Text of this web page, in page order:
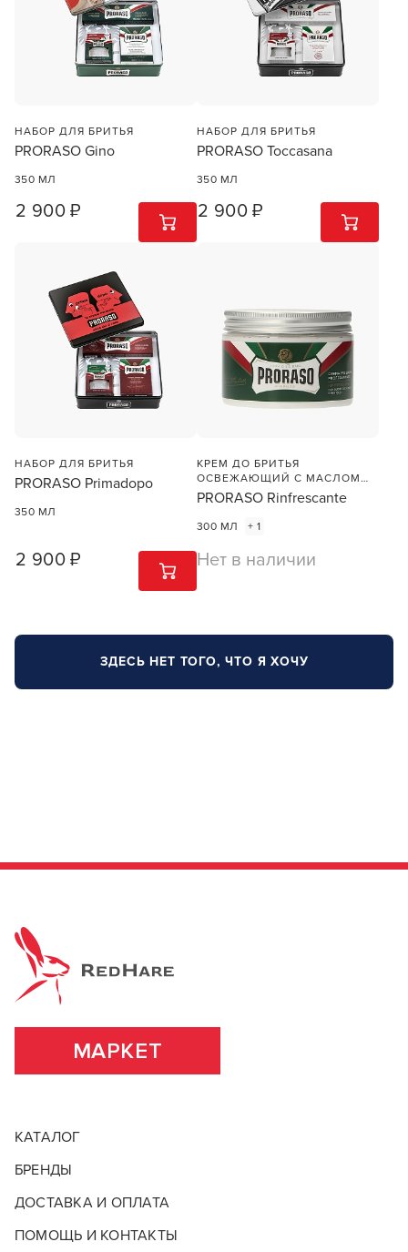
НАБОР ДЛЯ БРИТЬЯ
PRORASO Gino
350 МЛ
2 900 ₽ 1 ШТ
НАБОР ДЛЯ БРИТЬЯ
PRORASO Toccasana
350 МЛ
2 900 ₽ 1 ШТ
НАБОР ДЛЯ БРИТЬЯ
PRORASO Primadopo
350 МЛ
2 900 ₽ 1 ШТ
КРЕМ ДО БРИТЬЯ
ОСВЕЖАЮЩИЙ С МАСЛОМ
ЭВКАЛИПТА И МЕНТОЛОМ
PRORASO Rinfrescante
300 МЛ + 1
Нет в наличии
ЗДЕСЬ НЕТ ТОГО, ЧТО Я ХОЧУ
МАРКЕТ
КАТАЛОГ
БРЕНДЫ
ДОСТАВКА И ОПЛАТА
ПОМОЩЬ И КОНТАКТЫ
Заяц–робот
В новом приложении RedHare Market для Android
смотреть товары и оформлять заказы — удобнее и
намного быстрее!
УСТАНОВИТЬ ИЗ GOOGLE PLAY